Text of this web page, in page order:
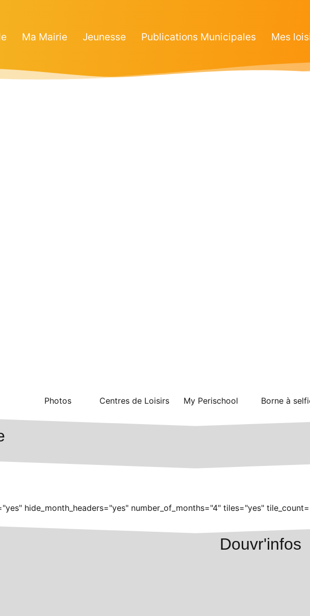
Ma Mairie Jeunesse Publications Municipales Mes
Photos Centres de Loisirs My Perischool Borne à
hide_month_headers="yes" number_of_months="4" tiles="yes"
Douvr'infos